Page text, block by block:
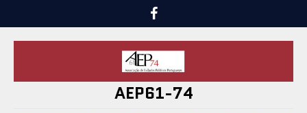
AEP61-74